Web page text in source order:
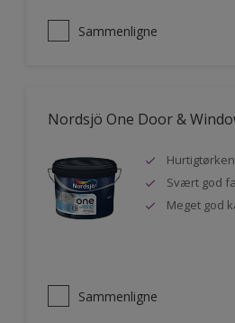
Sammenligne
Nordsjö One Door &
Svært god
Meget god
Sammenligne